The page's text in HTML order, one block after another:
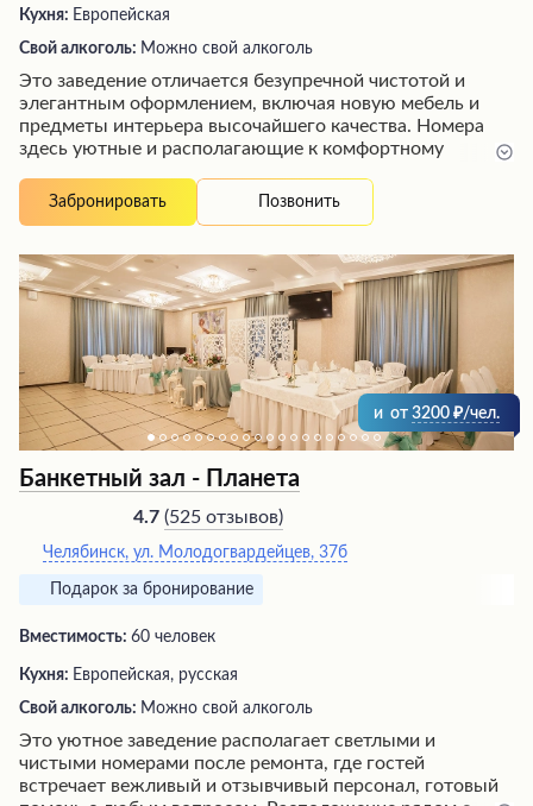
Кухня: Европейская
Свой алкоголь: Можно свой алкоголь
Это заведение отличается безупречной чистотой и
элегантным оформлением, включая новую мебель и
предметы интерьера высочайшего качества. Номера
здесь уютные и располагающие к комфортному
приветливостью. К услугам постояльцев предлагается
разнообразный и вкусный завтрак, а также
отеле вполне адекватные, что в совокупности с
высоким уровнем обслуживания делает его отличным
местом для проведения отпуска или деловой поездки.
Забронировать Позвонить
и от 3200 /чел.
Банкетный зал - Планета
4.7 (525 отзывов)
Челябинск, ул. Молодогвардейцев, 37б
Подарок за бронирование
Вместимость: 60 человек
Кухня: Европейская, русская
Свой алкоголь: Можно свой алкоголь
Это уютное заведение располагает светлыми и
чистыми номерами после ремонта, где гостей
встречает вежливый и отзывчивый персонал, готовый